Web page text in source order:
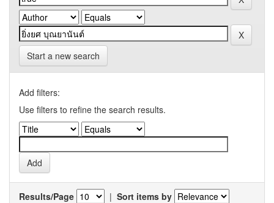
Start a new search
Add filters:
Use filters to refine the search results.
Results/Page | Sort items by